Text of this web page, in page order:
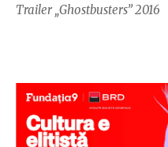
Trailer „Ghostbusters” 2016